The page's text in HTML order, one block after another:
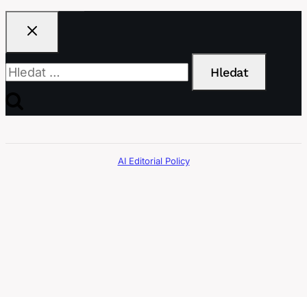
Vyhledávání
AI Editorial Policy